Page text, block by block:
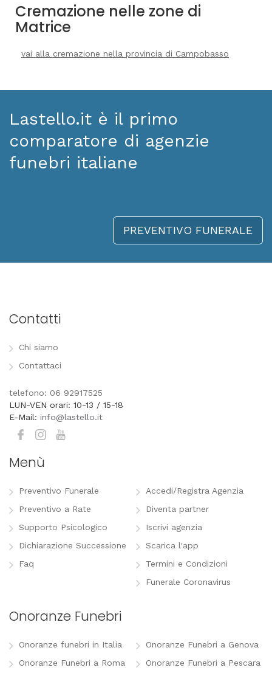
Cremazione nelle zone di
Matrice
vai alla cremazione nella provincia di Campobasso
Lastello.it è il primo
comparatore di agenzie
funebri italiane
PREVENTIVO FUNERALE
Contatti
Chi siamo
Contattaci
telefono: 06 92917525
LUN-VEN orari: 10-13 / 15-18
E-Mail: info@lastello.it
Menù
Preventivo Funerale
Preventivo a Rate
Supporto Psicologico
Dichiarazione Successione
Faq
Accedi/Registra Agenzia
Diventa partner
Iscrivi agenzia
Scarica l'app
Termini e Condizioni
Funerale Coronavirus
Onoranze Funebri
Onoranze funebri in Italia
Onoranze Funebri a Roma
Onoranze Funebri a Genova
Onoranze Funebri a Pescara